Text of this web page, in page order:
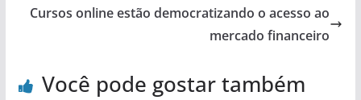
Cursos online estão democratizando o acesso ao
mercado financeiro
Você pode gostar também